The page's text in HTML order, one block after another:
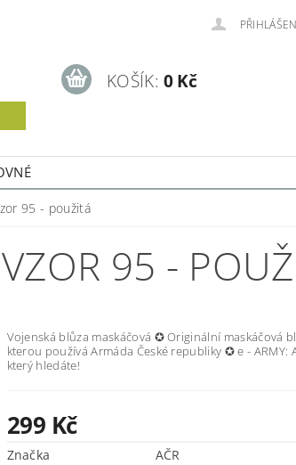
KOŠÍK: 0 Kč
95 - použitá
95 -
Vojenská blůza maskáčová ✪ Originální maskáčová
kterou používá Armáda České republiky ✪ e - ARMY:
který hledáte!
299 Kč
Značka
AČR